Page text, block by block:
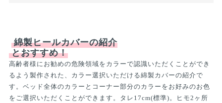
綿製ヒールカバーの紹介
とおすすめ！
高齢者様にお勧めの危険領域をカラーで認識いただくことができ
るよう製作された、カラー選択いただける綿製カバーの紹介で
す。ベッド全体のカラーとコーナー部分のカラーをお好みのお色
をご選択いただくことができます。タレ17cm(標準)。ヒモ2ヶ所